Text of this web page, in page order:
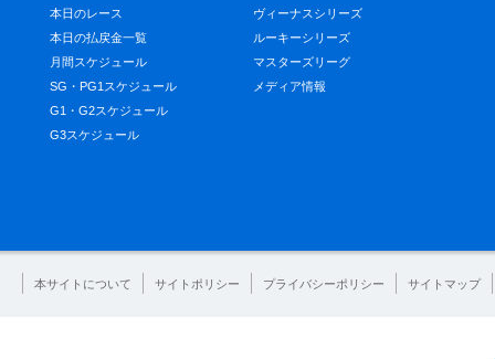
本日のレース
本日の払戻金一覧
月間スケジュール
SG・PG1スケジュール
G1・G2スケジュール
G3スケジュール
ヴィーナスシリーズ
ルーキーシリーズ
マスターズリーグ
メディア情報
本サイトについて サイトポリシー プライバシーポリシー サイトマップ